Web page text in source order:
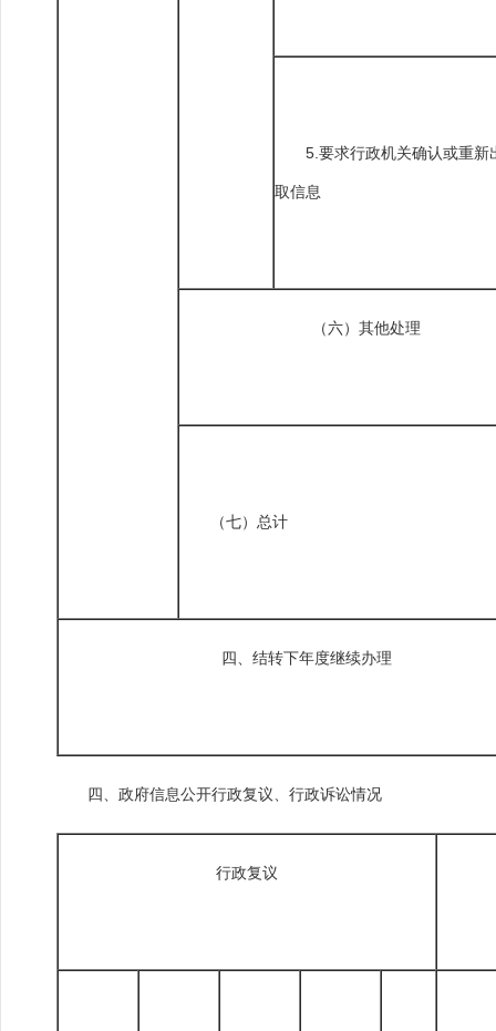
5.要求行政机关确认或重新
取信息
（六）其他处理
（七）总计
四、结转下年度继续办理
四、政府信息公开行政复议、行政诉讼情况
行政复议